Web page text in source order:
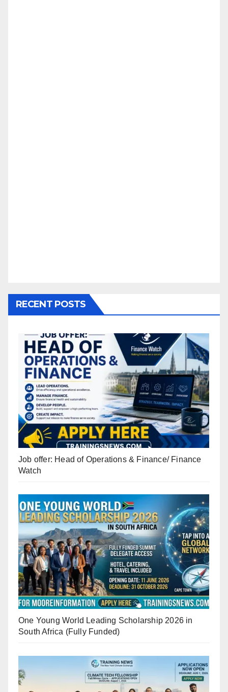
RECENT POSTS
Job offer: Head of Operations & Finance/ Finance
Watch
One Young World Leading Scholarship 2026 in
South Africa (Fully Funded)